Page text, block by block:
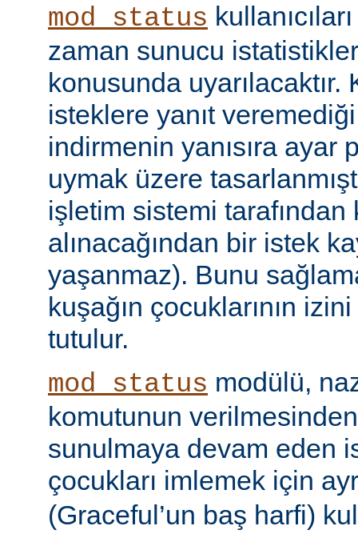
mod_status
zaman sunucu
konusunda
isteklere yanıt
indirmenin yanısıra ayar
uymak üzere
işletim sistemi tarafından
alınacağından bir istek
yaşanmaz). Bunu
kuşağın çocuklarının
tutulur.
mod_status modülü,
komutunun
sunulmaya devam eden
çocukları imlemek için
(Graceful’un baş harfi)